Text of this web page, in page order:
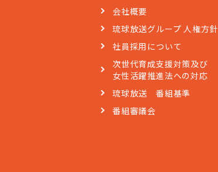
会社概要
琉球放送グループ 人権方針
社員採用について
次世代育成支援対策及び
女性活躍推進法への対応
琉球放送 番組基準
番組審議会